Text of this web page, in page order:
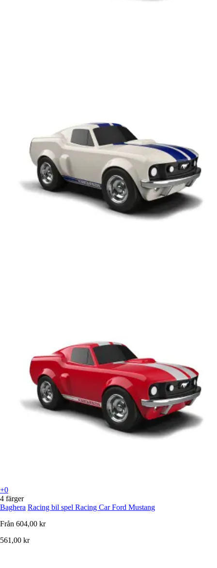
+0
4 färger
Baghera Racing bil spel Racing Car Ford Mustang
Från 604,00 kr
561,00 kr